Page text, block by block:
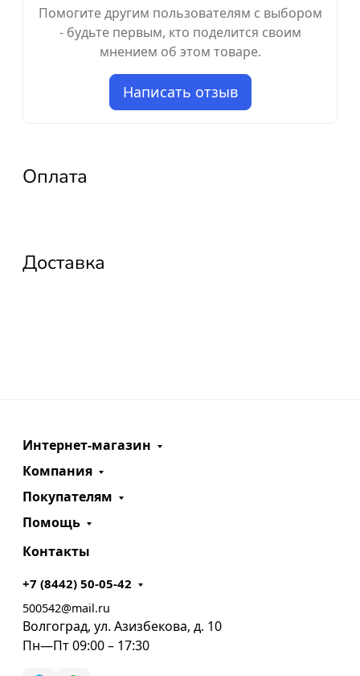
Помогите другим пользователям с выбором
- будьте первым, кто поделится своим
мнением об этом товаре.
Написать отзыв
Оплата
Доставка
Интернет-магазин
Компания
Покупателям
Помощь
Контакты
+7 (8442) 50-05-42
500542@mail.ru
Волгоград, ул. Азизбекова, д. 10
Пн—Пт 09:00 – 17:30